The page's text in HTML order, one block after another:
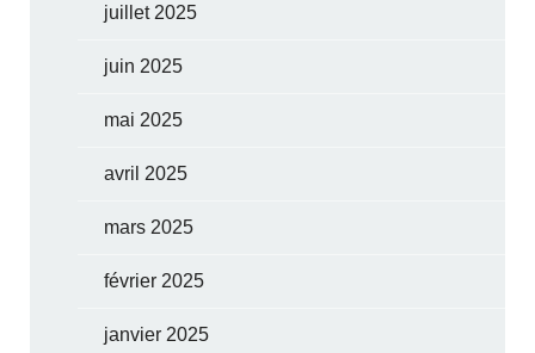
juillet 2025
juin 2025
mai 2025
avril 2025
mars 2025
février 2025
janvier 2025